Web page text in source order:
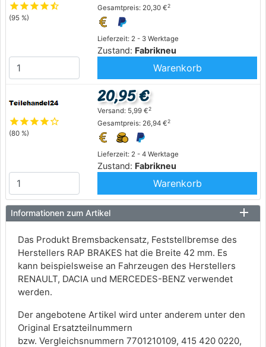
starstarstarstarstar_half
(95 %)
Lieferzeit: 2 - 3 Werktage
Zustand: Fabrikneu
Gesamtpreis: 20,30 €2
Warenkorb
starstarstarstarstar_outline
(80 %)
Lieferzeit: 2 - 4 Werktage
Zustand: Fabrikneu
20,95 €
Versand: 5,99 €2
Gesamtpreis: 26,94 €2
Warenkorb
Informationen zum Artikel
Das Produkt Bremsbackensatz, Feststellbremse des
Herstellers RAP BRAKES hat die Breite 42 mm. Es
kann beispielsweise an Fahrzeugen des Herstellers
RENAULT, DACIA und MERCEDES-BENZ verwendet
werden.
Der angebotene Artikel wird unter anderem unter den
Original Ersatzteilnummern
bzw. Vergleichsnummern 7701210109, 415 420 0220,